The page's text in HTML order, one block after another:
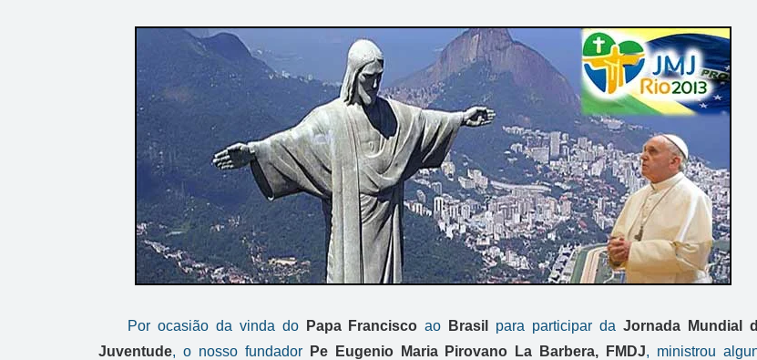
Por ocasião da vinda do Papa Francisco ao Brasil para participar da Jornada Mundial
Juventude, o nosso fundador Pe Eugenio Maria Pirovano La Barbera, FMDJ, ministrou